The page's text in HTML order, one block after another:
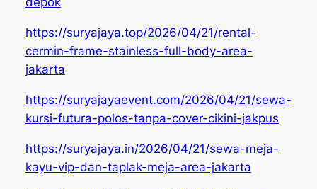
https://suryajaya.top/2026/04/21/rental-
cermin-frame-stainless-full-body-area-
jakarta
https://suryajayaevent.com/2026/04/21/sewa-
kursi-futura-polos-tanpa-cover-cikini-jakpus
https://suryajaya.in/2026/04/21/sewa-meja-
kayu-vip-dan-taplak-meja-area-jakarta